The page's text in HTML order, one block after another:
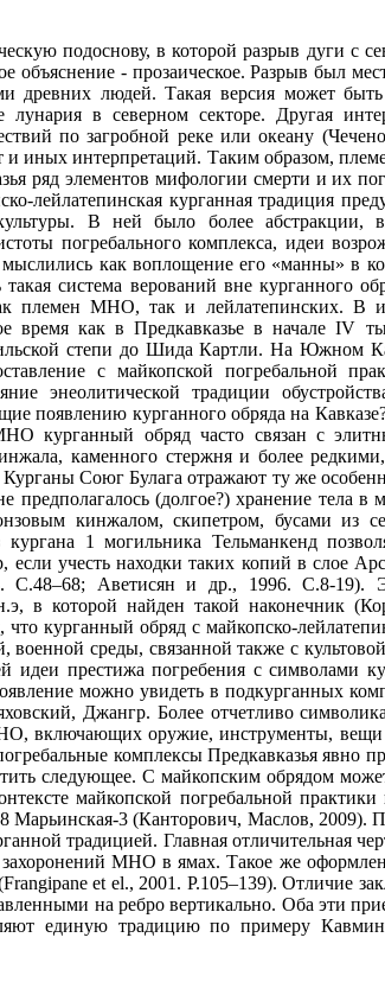
подоснову, в которой разрыв дуги с
- прозаическое. Разрыв был
древних людей. Такая версия может
в северном секторе. Другая
по загробной реке или океану
интерпретаций. Таким образом,
ряд элементов мифологии смерти и их
лейлатепинская курганная традиция
В ней было более
погребального комплекса, идеи
как воплощение его «манны» в
система верований вне курганного
племен МНО, так и лейлатепинских.
время как в Предкавказье в начале
степи до Шида Картли. На Южном
с майкопской погребальной
энеолитической традиции
появлению курганного обряда на
курганный обряд часто связан с
каменного стержня и более
Курганы Союг Булага отражают ту же
(долгое?) хранение тела
кинжалом, скипетром, бусами из
1 могильника Тельманкенд
учесть находки таких копий в слое
Аветисян и др., 1996. С.8-19).
в которой найден такой наконечник
что курганный обряд с майкопско-
среды, связанной также с
идеи престижа погребения с символами
можно увидеть в подкурганных
Джангр. Более отчетливо
включающих оружие, инструменты, вещи
комплексы Предкавказья явно
следующее. С майкопским обрядом
майкопской погребальной
Марьинская-3 (Канторович, Маслов, 2009).
традицией. Главная отличительная
МНО в ямах. Такое же
et el., 2001. Р.105–139). Отличие
на ребро вертикально. Оба эти
единую традицию по примеру